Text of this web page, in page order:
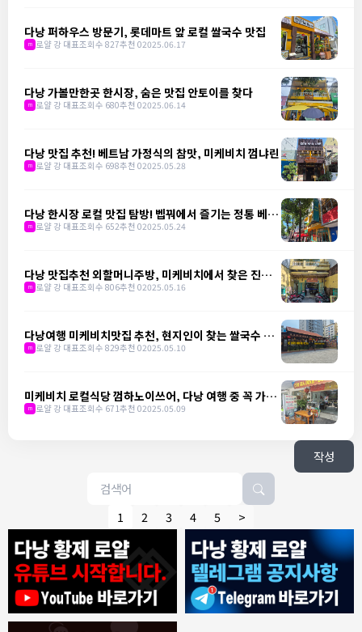
다낭 퍼하우스 방문기, 롯데마트 앞 로컬 쌀국수 맛집
m 로얄 강 대표조회수 827추천 02025.06.17
다낭 가볼만한곳 한시장, 숨은 맛집 안토이를 찾다
m 로얄 강 대표조회수 680추천 02025.06.14
다낭 맛집 추천! 베트남 가정식의 참맛, 미케비치 껌냐린
m 로얄 강 대표조회수 698추천 02025.05.28
다낭 한시장 로컬 맛집 탐방! 벱꿔에서 즐기는 정통 베트
남 가정식
m 로얄 강 대표조회수 652추천 02025.05.24
다낭 맛집추천 외할머니주방, 미케비치에서 찾은 진짜
베트남 밥상
m 로얄 강 대표조회수 806추천 02025.05.16
다낭여행 미케비치맛집 추천, 현지인이 찾는 쌀국수 맛
집 냐항 비엣 쓰어
m 로얄 강 대표조회수 829추천 02025.05.10
미케비치 로컬식당 껌하노이쓰어, 다낭 여행 중 꼭 가야
할 곳
m 로얄 강 대표조회수 671추천 02025.05.09
작성
1 2 3 4 5 >